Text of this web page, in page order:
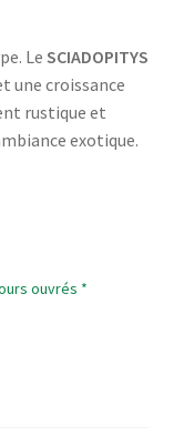
Le SCIADOPITYS
une croissance
rustique et
exotique.
ouvrés *